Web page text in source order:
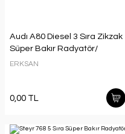
Audı A80 Diesel 3 Sıra Zikzak
Süper Bakır Radyatör/
ERKSAN
0,00 TL